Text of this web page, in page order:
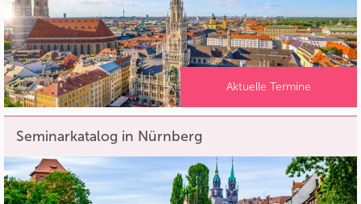
Aktuelle Termine
Seminarkatalog in Nürnberg